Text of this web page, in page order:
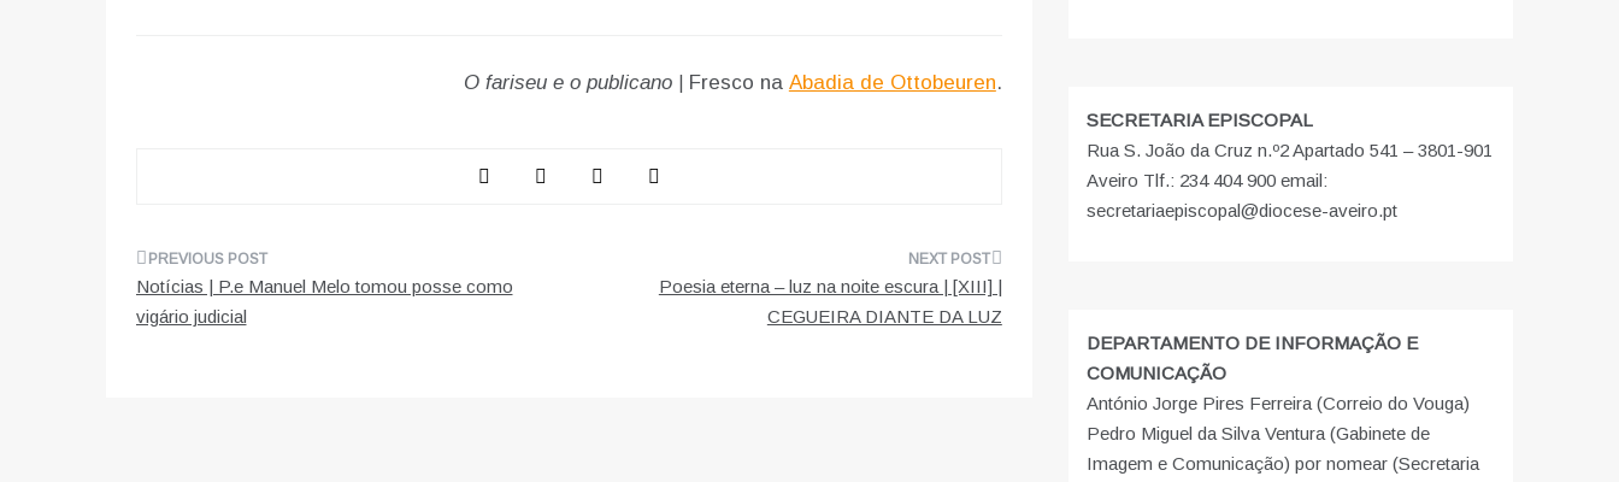
O fariseu e o publicano | Fresco na Abadia de Ottobeuren.
Navegação
de
Notícias | P.e Manuel Melo tomou posse como
vigário judicial
Poesia eterna – luz na noite escura | [XIII] |
CEGUEIRA DIANTE DA LUZ
SECRETARIA EPISCOPAL
Rua S. João da Cruz n.º2 Apartado 541 – 3801-901
Aveiro Tlf.: 234 404 900 email:
secretariaepiscopal@diocese-aveiro.pt
DEPARTAMENTO DE INFORMAÇÃO E
COMUNICAÇÃO
António Jorge Pires Ferreira (Correio do Vouga)
Pedro Miguel da Silva Ventura (Gabinete de
Imagem e Comunicação) por nomear (Secretaria